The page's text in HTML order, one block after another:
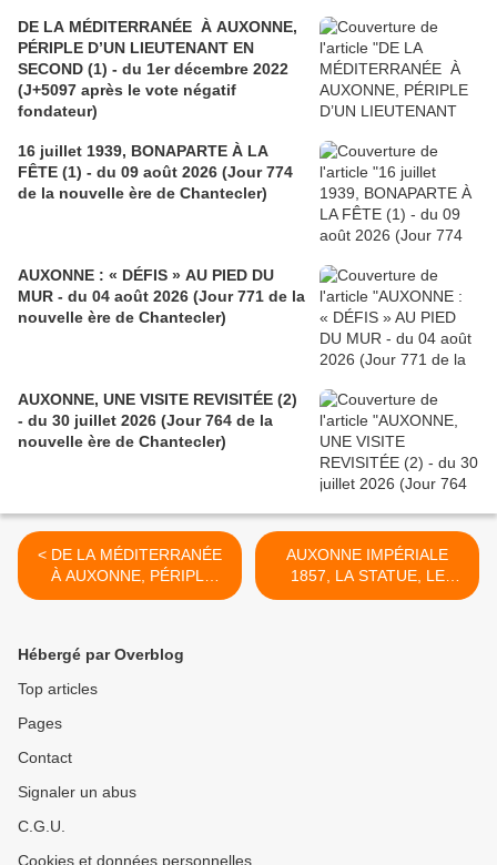
DE LA MÉDITERRANÉE À AUXONNE,
PÉRIPLE D’UN LIEUTENANT EN
SECOND (1) - du 1er décembre 2022
(J+5097 après le vote négatif
fondateur)
16 juillet 1939, BONAPARTE À LA
FÊTE (1) - du 09 août 2026 (Jour 774
de la nouvelle ère de Chantecler)
AUXONNE : « DÉFIS » AU PIED DU
MUR - du 04 août 2026 (Jour 771 de la
nouvelle ère de Chantecler)
AUXONNE, UNE VISITE REVISITÉE (2)
- du 30 juillet 2026 (Jour 764 de la
nouvelle ère de Chantecler)
< DE LA MÉDITERRANÉE
À AUXONNE, PÉRIPLE
D’UN LIEUTENANT EN
après le vote négatif
AUXONNE IMPÉRIALE
1857, LA STATUE, LE
MAIRE ET LA ROSETTE -
Hébergé par Overblog
Top articles
Pages
Contact
Signaler un abus
C.G.U.
Cookies et données personnelles